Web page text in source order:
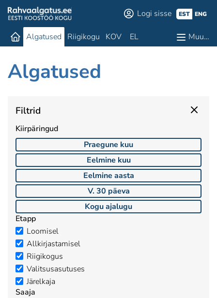
Logi sisse EST ENG
Algatused Riigikogu KOV EL Muu…
Algatused
Filtrid
Kiirpäringud
Praegune kuu
Eelmine kuu
Eelmine aasta
V. 30 päeva
Kogu ajalugu
Etapp
Loomisel
Allkirjastamisel
Riigikogus
Valitsusasutuses
Järelkaja
Saaja